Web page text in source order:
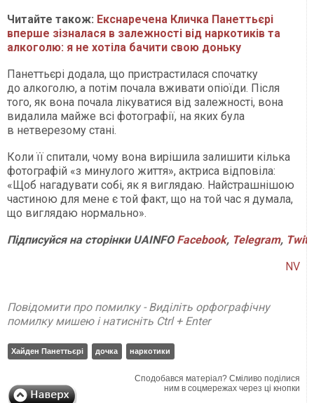
Читайте також: Екснаречена Кличка Панеттьєрі
вперше зізналася в залежності від наркотиків та
алкоголю: я не хотіла бачити свою доньку
Панеттьєрі додала, що пристрастилася спочатку
до алкоголю, а потім почала вживати опіоїди. Після
того, як вона почала лікуватися від залежності, вона
видалила майже всі фотографії, на яких була
в нетверезому стані.
Коли її спитали, чому вона вирішила залишити кілька
фотографій «з минулого життя», актриса відповіла:
«Щоб нагадувати собі, як я виглядаю. Найстрашнішою
частиною для мене є той факт, що на той час я думала,
що виглядаю нормально».
Підписуйся на сторінки UAINFO Facebook, Telegram,
NV
Повідомити про помилку - Виділіть орфографічну
помилку мишею і натисніть Ctrl + Enter
Хайден Панеттьєрі дочка наркотики
Сподобався матеріал? Сміливо поділися
ним в соцмережах через ці кнопки